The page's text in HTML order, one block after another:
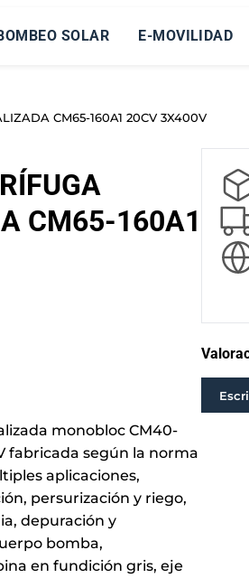
SOLAR E-MOVILIDAD
CM65-160A1 20CV 3X400V
CM65-160A1
monobloc CM40-
fabricada según la norma
aplicaciones,
persurización y riego,
depuración y
bomba,
en fundición gris, eje